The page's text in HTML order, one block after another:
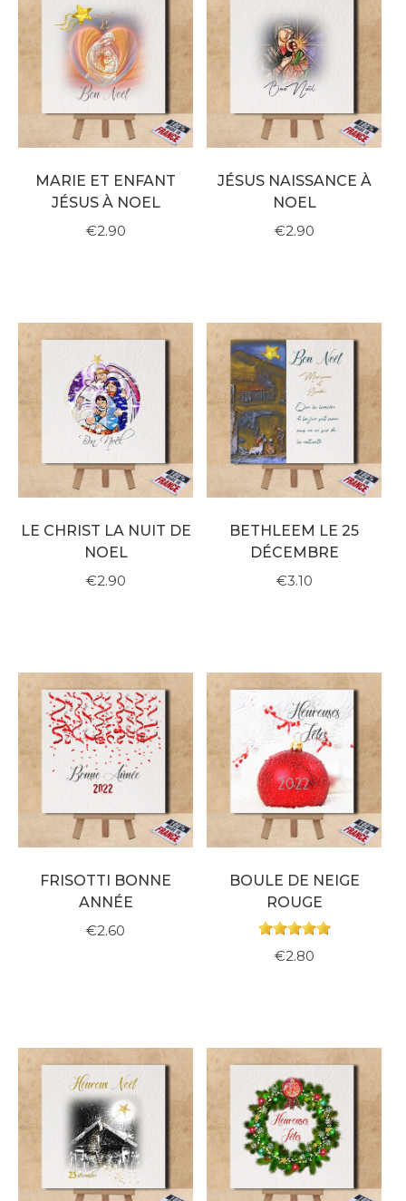
MARIE ET ENFANT
JÉSUS À NOEL
€2.90
JÉSUS NAISSANCE À
NOEL
€2.90
LE CHRIST LA NUIT DE
NOEL
€2.90
BETHLEEM LE 25
DÉCEMBRE
€3.10
FRISOTTI BONNE
ANNÉE
€2.60
BOULE DE NEIGE
ROUGE
€2.80